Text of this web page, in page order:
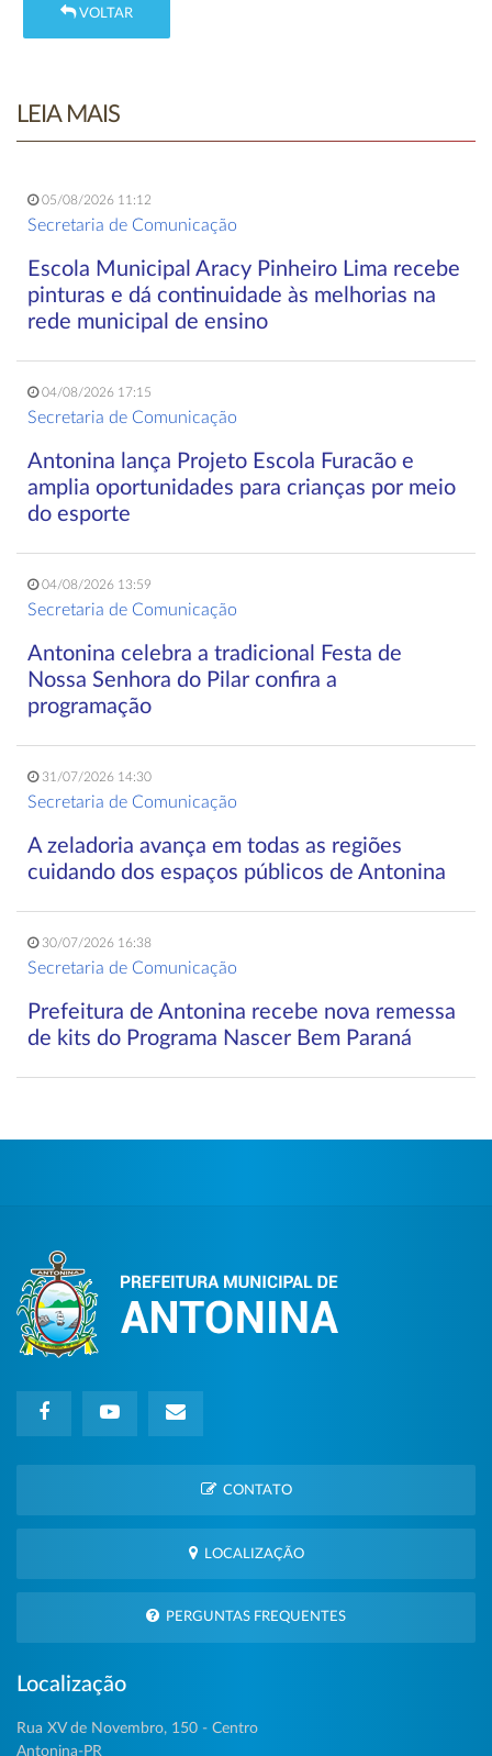
VOLTAR
LEIA MAIS
05/08/2026 11:12
Secretaria de Comunicação
Escola Municipal Aracy Pinheiro Lima recebe
pinturas e dá continuidade às melhorias na
rede municipal de ensino
04/08/2026 17:15
Secretaria de Comunicação
Antonina lança Projeto Escola Furacão e
amplia oportunidades para crianças por meio
do esporte
04/08/2026 13:59
Secretaria de Comunicação
Antonina celebra a tradicional Festa de
Nossa Senhora do Pilar confira a
programação
31/07/2026 14:30
Secretaria de Comunicação
A zeladoria avança em todas as regiões
cuidando dos espaços públicos de Antonina
30/07/2026 16:38
Secretaria de Comunicação
Prefeitura de Antonina recebe nova remessa
de kits do Programa Nascer Bem Paraná
CONTATO
LOCALIZAÇÃO
PERGUNTAS FREQUENTES
Localização
Rua XV de Novembro, 150 - Centro
Antonina-PR